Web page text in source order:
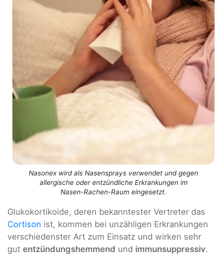
Nasonex wird als Nasensprays verwendet und gegen
allergische oder entzündliche Erkrankungen im
Nasen-Rachen-Raum eingesetzt.
Glukokortikoide, deren bekanntester Vertreter das
Cortison ist, kommen bei unzähligen Erkrankungen
verschiedenster Art zum Einsatz und wirken sehr
gut entzündungshemmend und immunsuppressiv.